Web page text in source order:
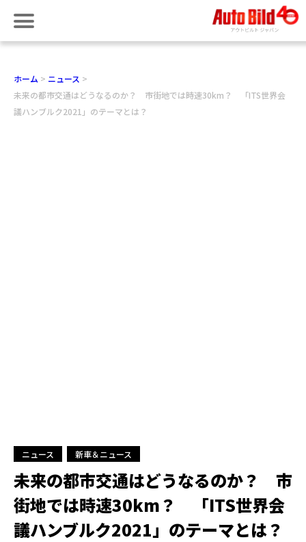
ホーム
ニュース
未来の都市交通はどうなるのか？ 市街地では時速30km？ 「ITS世界会
議ハンブルク2021」のテーマとは？
ニュース 新車＆ニュース
未来の都市交通はどうなるのか？ 市
街地では時速30km？ 「ITS世界会
議ハンブルク2021」のテーマとは？